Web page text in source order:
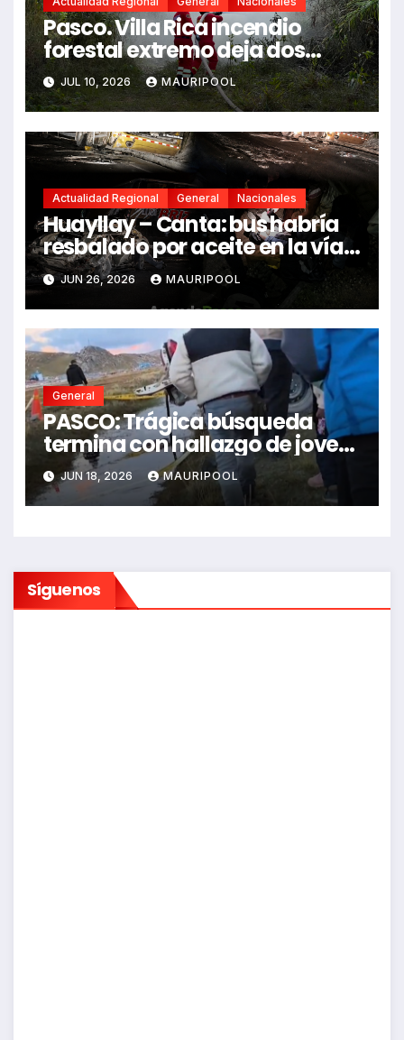
Pasco. Villa Rica incendio
forestal extremo deja dos
fallecidos y heridos
JUL 10, 2026 MAURIPOOL
Actualidad Regional General Nacionales
Huayllay – Canta: bus habría
resbalado por aceite en la vía e
impactó auto siniestrado
dejando dos fallecidos
JUN 26, 2026 MAURIPOOL
General
PASCO: Trágica búsqueda
termina con hallazgo de joven
sin vida en Rancas
JUN 18, 2026 MAURIPOOL
Síguenos